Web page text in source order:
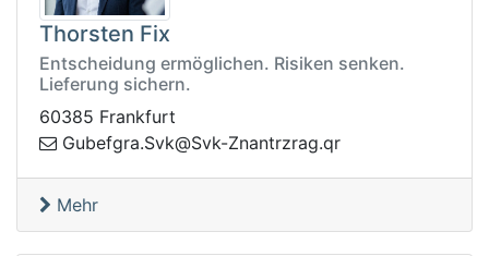
Thorsten Fix
Entscheidung ermöglichen. Risiken senken.
Lieferung sichern.
60385 Frankfurt
rq.garzrtna
nZ-kvS@kvS.argfebuG
Mehr